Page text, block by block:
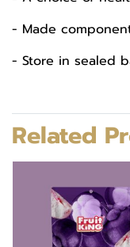
- Made
- Store in sealed
Related